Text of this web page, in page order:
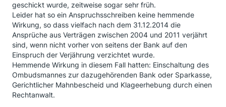
geschickt wurde, zeitweise sogar sehr früh.
Leider hat so ein Anspruchsschreiben keine hemmende
Wirkung, so dass vielfach nach dem 31.12.2014 die
Ansprüche aus Verträgen zwischen 2004 und 2011 verjährt
sind, wenn nicht vorher von seitens der Bank auf den
Einspruch der Verjährung verzichtet wurde.
Hemmende Wirkung in diesem Fall hatten: Einschaltung des
Ombudsmannes zur dazugehörenden Bank oder Sparkasse,
Gerichtlicher Mahnbescheid und Klageerhebung durch einen
Rechtanwalt.